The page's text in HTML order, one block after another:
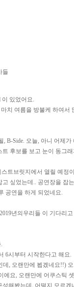
들
이 있었어요.
치 여름을 방불케 하여
, B-Side. 오늘, 아니 어제
후보를 보고 눈이 동그
트브릿지에서 열릴 예정
싶었는데.. 공연장을 잡
공연을 하게 되었네요.
년의우리들 이 기다리
6시부터 시작한다고 해요.
데, 오랜만에 뵙겠네요!!)
에요, 오랜만에 어쿠스틱
해봤는데, 어떨지 모르겠